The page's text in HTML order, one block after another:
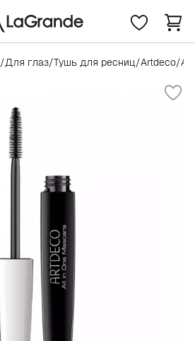
/Для глаз/Тушь для ресниц/Artdeco/All